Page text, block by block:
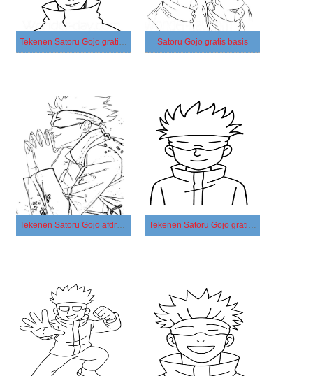
Tekenen Satoru Gojo gratis simpel Satoru Gojo gratis basis
Tekenen Satoru Gojo afdrukbaar basis Tekenen Satoru Gojo gratis basis